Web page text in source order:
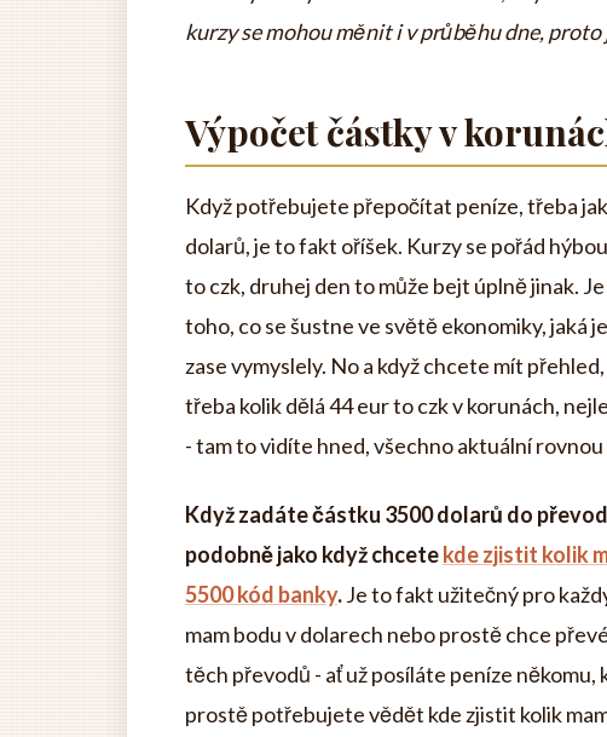
kurzy se mohou měnit i v průběhu dne,
Výpočet částky v
Když potřebujete přepočítat peníze, třeba
dolarů, je to fakt oříšek. Kurzy se pořád
to czk, druhej den to může bejt úplně jinak.
toho, co se šustne ve světě ekonomiky, jaká
zase vymyslely. No a když chcete mít
třeba kolik dělá 44 eur to czk v korunách,
- tam to vidíte hned, všechno aktuální
Když zadáte částku 3500 dolarů do
podobně jako když chcetekde zjistit kolik
5500 kód banky.Je to fakt užitečný pro
mam bodu v dolarech nebo prostě chce
těch převodů - ať už posíláte peníze někomu,
prostě potřebujete vědět kde zjistit kolik